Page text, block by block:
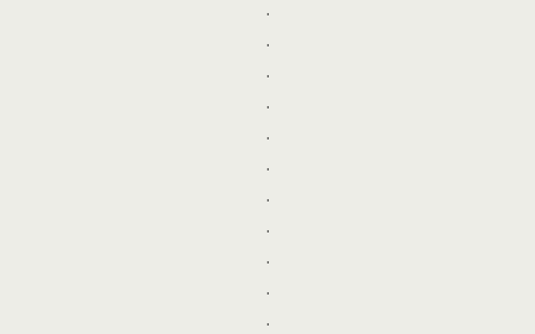
.
.
.
.
.
.
.
.
.
.
.